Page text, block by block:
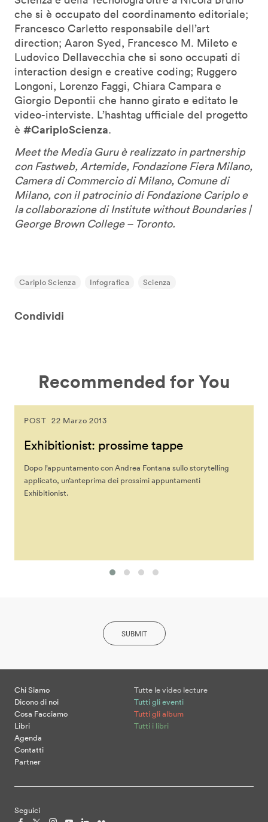
che si è occupato del coordinamento editoriale;
Francesco Carletto responsabile dell’art
direction; Aaron Syed, Francesco M. Mileto e
Ludovico Dellavecchia che si sono occupati di
interaction design e creative coding; Ruggero
Longoni, Lorenzo Faggi, Chiara Campara e
Giorgio Depontii che hanno girato e editato le
video-interviste. L’hashtag ufficiale del progetto
è #CariploScienza.
Meet the Media Guru è realizzato in partnership
con Fastweb, Artemide, Fondazione Fiera Milano,
Camera di Commercio di Milano, Comune di
Milano, con il patrocinio di Fondazione Cariplo e
la collaborazione di Institute without Boundaries |
George Brown College – Toronto.
Cariplo Scienza Infografica Scienza
Condividi
Recommended for You
POST 22 Marzo 2013
Exhibitionist: prossime tappe
Dopo l’appuntamento con Andrea Fontana sullo storytelling
applicato, un’anteprima dei prossimi appuntamenti
Exhibitionist.
SUBMIT
Chi Siamo
Dicono di noi
Cosa Facciamo
Libri
Agenda
Contatti
Partner
Tutte le video lecture
Tutti gli eventi
Tutti gli album
Tutti i libri
Seguici